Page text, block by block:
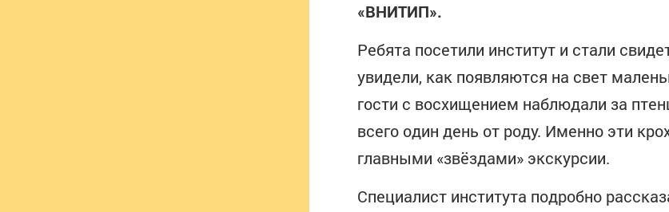
«ВНИТИП».
Ребята посетили институт и стали
увидели, как появляются на свет
гости с восхищением наблюдали за
всего один день от роду. Именно эти
главными «звёздами» экскурсии.
Специалист института подробно